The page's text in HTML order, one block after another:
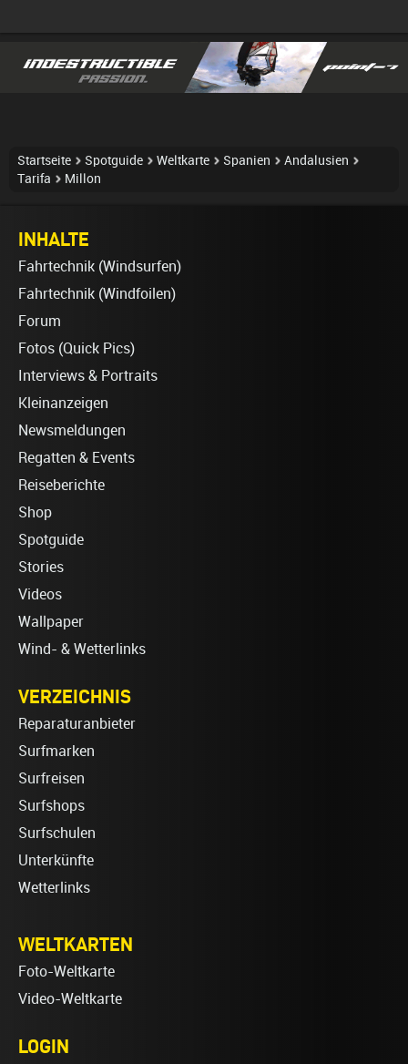
Startseite Spotguide Weltkarte Spanien
Andalusien
Tarifa
Millon
INHALTE
Fahrtechnik (Windsurfen)
Fahrtechnik (Windfoilen)
Forum
Fotos (Quick Pics)
Interviews & Portraits
Kleinanzeigen
Newsmeldungen
Regatten & Events
Reiseberichte
Shop
Spotguide
Stories
Videos
Wallpaper
Wind- & Wetterlinks
VERZEICHNIS
Reparaturanbieter
Surfmarken
Surfreisen
Surfshops
Surfschulen
Unterkünfte
Wetterlinks
WELTKARTEN
Foto-Weltkarte
Video-Weltkarte
LOGIN